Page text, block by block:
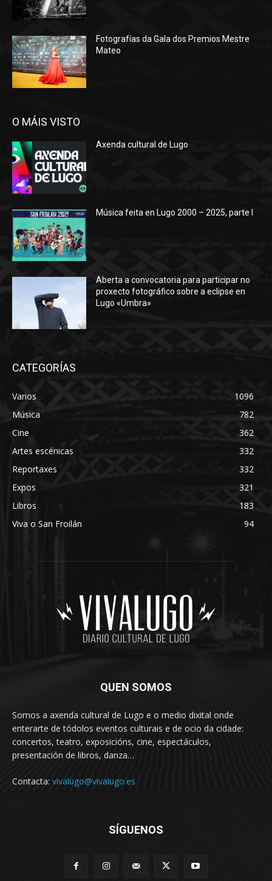
Fotografías da Gala dos Premios Mestre
Mateo
O MÁIS VISTO
Axenda cultural de Lugo
Música feita en Lugo 2000 – 2025, parte I
Aberta a convocatoria para participar no
proxecto fotográfico sobre a eclipse en
Lugo «Umbra»
CATEGORÍAS
Varios
1096
Música
782
Cine
362
Artes escénicas
332
Reportaxes
332
Expos
321
Libros
183
Viva o San Froilán
94
QUEN SOMOS
Somos a axenda cultural de Lugo e o medio dixital onde
enterarte de tódolos eventos culturais e de ocio da cidade:
concertos, teatro, exposicións, cine, espectáculos,
presentación de libros, danza…
Contacta: vivalugo@vivalugo.es
SÍGUENOS